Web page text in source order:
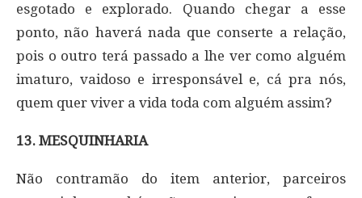
esgotado e explorado. Quando chegar a esse
ponto, não haverá nada que conserte a relação,
pois o outro terá passado a lhe ver como alguém
imaturo, vaidoso e irresponsável e, cá pra nós,
quem quer viver a vida toda com alguém assim?
13. MESQUINHARIA
Não contramão do item anterior, parceiros